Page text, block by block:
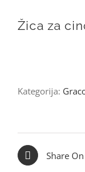
Žica za
Kategorija:
Share